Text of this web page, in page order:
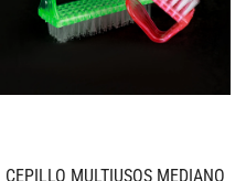
CEPILLO MULTIUSOS MEDIANO